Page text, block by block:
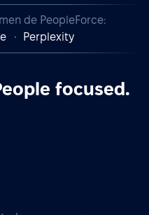
de PeopleForce:
Perplexity
focused.